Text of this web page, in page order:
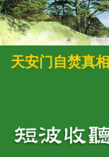
天安门自焚真相